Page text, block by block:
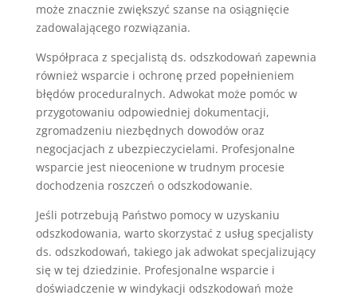
może znacznie zwiększyć szanse na osiągnięcie
zadowalającego rozwiązania.
Współpraca z specjalistą ds. odszkodowań zapewnia
również wsparcie i ochronę przed popełnieniem
błędów proceduralnych. Adwokat może pomóc w
przygotowaniu odpowiedniej dokumentacji,
zgromadzeniu niezbędnych dowodów oraz
negocjacjach z ubezpieczycielami. Profesjonalne
wsparcie jest nieocenione w trudnym procesie
dochodzenia roszczeń o odszkodowanie.
Jeśli potrzebują Państwo pomocy w uzyskaniu
odszkodowania, warto skorzystać z usług specjalisty
ds. odszkodowań, takiego jak adwokat specjalizujący
się w tej dziedzinie. Profesjonalne wsparcie i
doświadczenie w windykacji odszkodowań może